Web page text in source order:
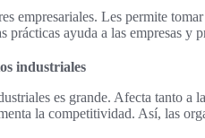
empresariales. Les permite
ayuda a las empresas y
industriales
es grande. Afecta tanto a
la competitividad. Así, las